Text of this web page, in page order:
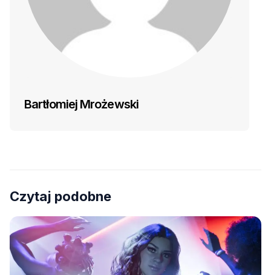
Bartłomiej Mrożewski
Czytaj podobne